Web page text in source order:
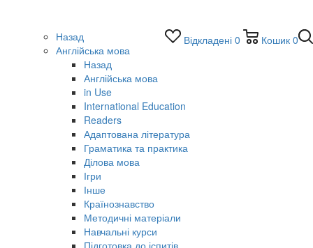
Відкладені 0 Кошик 0
Назад
Англійська мова
Назад
Англійська мова
in Use
International Education
Readers
Адаптована література
Граматика та практика
Ділова мова
Ігри
Інше
Країнознавство
Методичні матеріали
Навчальні курси
Підготовка до іспитів